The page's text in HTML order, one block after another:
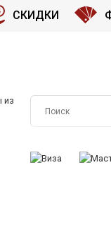
СКИДКИ